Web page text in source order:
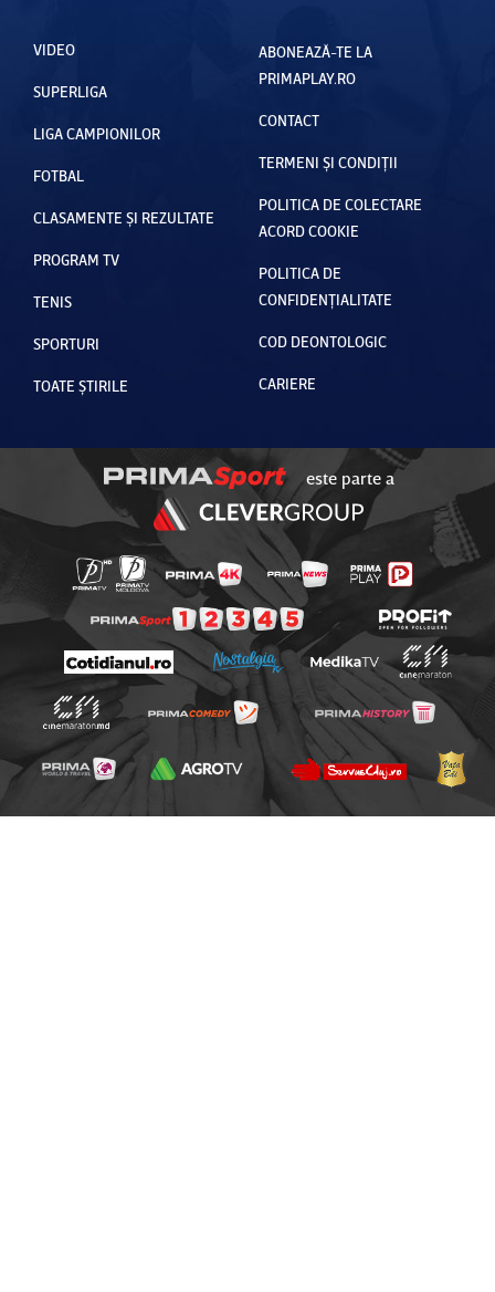
VIDEO
SUPERLIGA
LIGA CAMPIONILOR
FOTBAL
CLASAMENTE ȘI REZULTATE
PROGRAM TV
TENIS
SPORTURI
TOATE ȘTIRILE
ABONEAZĂ-TE LA
PRIMAPLAY.RO
CONTACT
TERMENI ȘI CONDIȚII
POLITICA DE COLECTARE
ACORD COOKIE
POLITICA DE
CONFIDENȚIALITATE
COD DEONTOLOGIC
CARIERE
este parte a